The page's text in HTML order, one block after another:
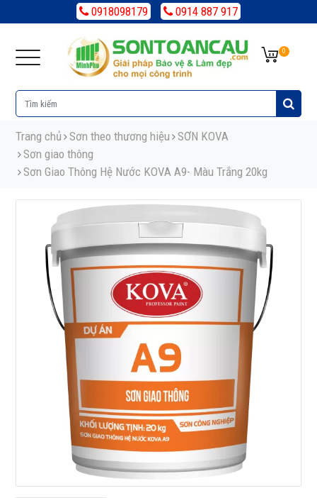
0918098179 0914 887 917
0
Trang chủ Sơn theo thương hiệu SƠN KOVA
Sơn giao thông
Sơn Giao Thông Hệ Nước KOVA A9- Màu Trắng 20kg